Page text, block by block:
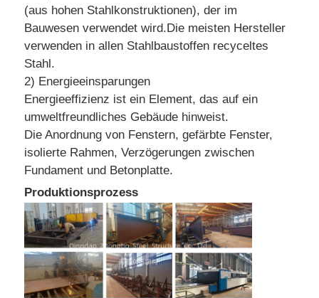
(aus hohen Stahlkonstruktionen), der im
Bauwesen verwendet wird.Die meisten Hersteller
verwenden in allen Stahlbaustoffen recyceltes
Stahl.
2) Energieeinsparungen
Energieeffizienz ist ein Element, das auf ein
umweltfreundliches Gebäude hinweist.
Die Anordnung von Fenstern, gefärbte Fenster,
isolierte Rahmen, Verzögerungen zwischen
Fundament und Betonplatte.
Produktionsprozess